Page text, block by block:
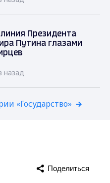
Президента
Путина глазами
назад
«Государство»
Поделиться